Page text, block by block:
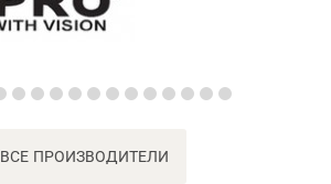
ВСЕ ПРОИЗВОДИТЕЛИ